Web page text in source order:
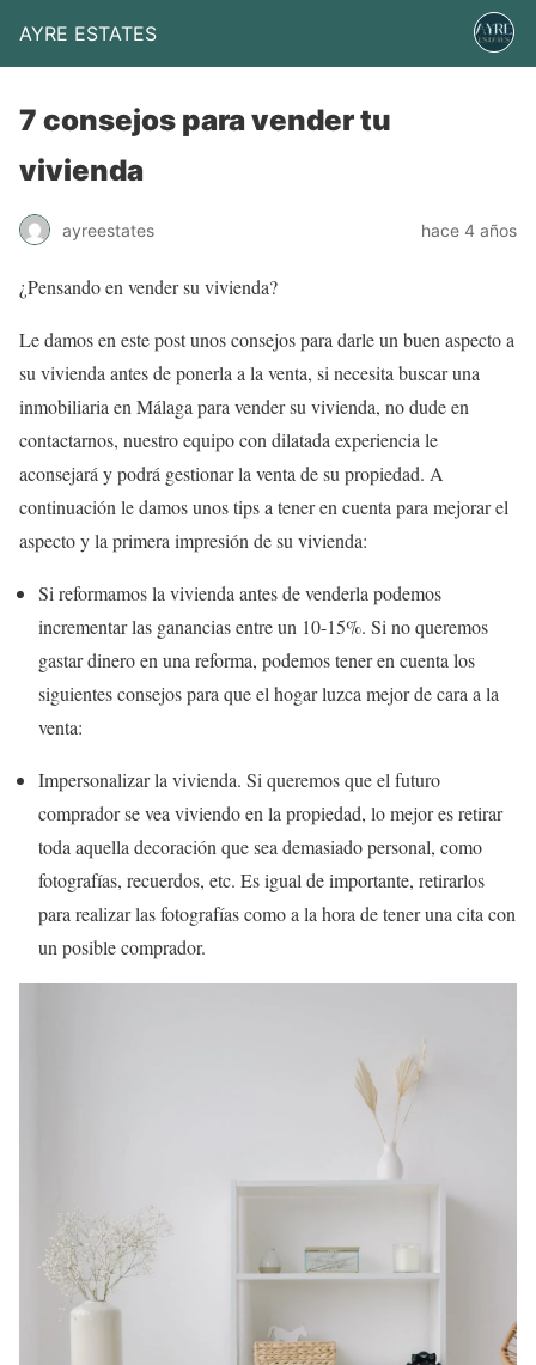
AYRE ESTATES
7 consejos para vender tu
vivienda
ayreestates hace 4 años
¿Pensando en vender su vivienda?
Le damos en este post unos consejos para darle un buen aspecto a
su vivienda antes de ponerla a la venta, si necesita buscar una
inmobiliaria en Málaga para vender su vivienda, no dude en
contactarnos, nuestro equipo con dilatada experiencia le
aconsejará y podrá gestionar la venta de su propiedad. A
continuación le damos unos tips a tener en cuenta para mejorar el
aspecto y la primera impresión de su vivienda:
Si reformamos la vivienda antes de venderla podemos
incrementar las ganancias entre un 10-15%. Si no queremos
gastar dinero en una reforma, podemos tener en cuenta los
siguientes consejos para que el hogar luzca mejor de cara a la
venta:
Impersonalizar la vivienda. Si queremos que el futuro
comprador se vea viviendo en la propiedad, lo mejor es retirar
toda aquella decoración que sea demasiado personal, como
fotografías, recuerdos, etc. Es igual de importante, retirarlos
para realizar las fotografías como a la hora de tener una cita con
un posible comprador.